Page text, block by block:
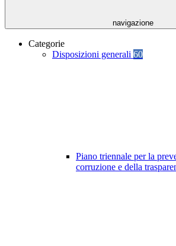
navigazione
Categorie
Disposizioni generali 60
Piano triennale per la
corruzione e della